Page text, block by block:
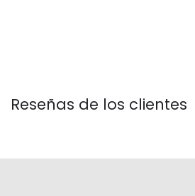
Reseñas de los clientes